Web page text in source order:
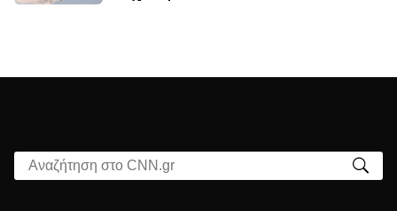
Αναζήτηση στο CNN.gr